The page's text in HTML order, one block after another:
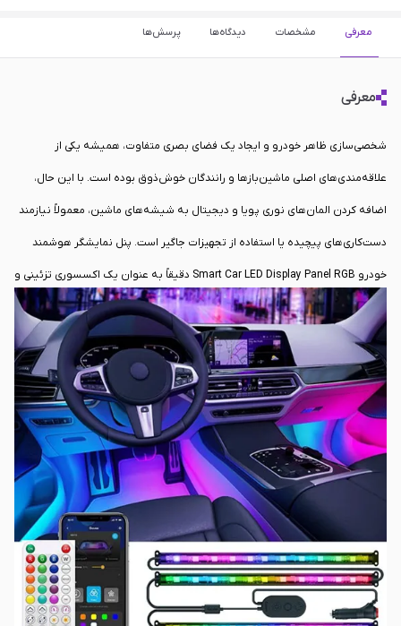
معرفی مشخصات دیدگاه‌ها پرسش‌ها
معرفی
شخصی‌سازی ظاهر خودرو و ایجاد یک فضای بصری متفاوت، همیشه یکی از
علاقه‌مندی‌های اصلی ماشین‌بازها و رانندگان خوش‌ذوق بوده است. با این حال،
اضافه کردن المان‌های نوری پویا و دیجیتال به شیشه‌های ماشین، معمولاً نیازمند
دست‌کاری‌های پیچیده یا استفاده از تجهیزات جاگیر است. پنل نمایشگر هوشمند
خودرو Smart Car LED Display Panel RGB دقیقاً به عنوان یک اکسسوری تزئینی و
مدرن برای پاسخ به همین سلیقه طراحی شده است. این گجت به شما اجازه
می‌دهد تا بدون دردسر، شیشه عقب ماشین خود را به یک بوم دیجیتال تبدیل کرده
و سلیقه شخصی‌تان را در قالب نوشته‌ها و گرافیک‌های نوری به نمایش بگذارید.